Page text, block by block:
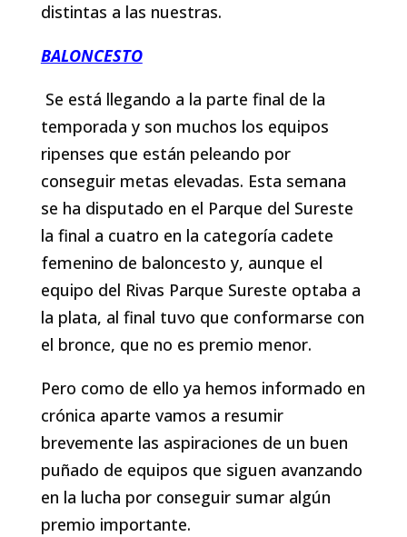
distintas a las nuestras.
BALONCESTO
Se está llegando a la parte final de la
temporada y son muchos los equipos
ripenses que están peleando por
conseguir metas elevadas. Esta semana
se ha disputado en el Parque del Sureste
la final a cuatro en la categoría cadete
femenino de baloncesto y, aunque el
equipo del Rivas Parque Sureste optaba a
la plata, al final tuvo que conformarse con
el bronce, que no es premio menor.
Pero como de ello ya hemos informado en
crónica aparte vamos a resumir
brevemente las aspiraciones de un buen
puñado de equipos que siguen avanzando
en la lucha por conseguir sumar algún
premio importante.